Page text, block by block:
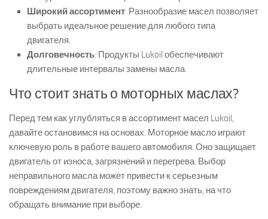
Широкий ассортимент: Разнообразие масел позволяет
выбрать идеальное решение для любого типа
двигателя.
Долговечность: Продукты Lukoil обеспечивают
длительные интервалы замены масла.
Что стоит знать о моторных маслах?
Перед тем как углубляться в ассортимент масел Lukoil,
давайте остановимся на основах. Моторное масло играют
ключевую роль в работе вашего автомобиля. Оно защищает
двигатель от износа, загрязнений и перегрева. Выбор
неправильного масла может привести к серьезным
повреждениям двигателя, поэтому важно знать, на что
обращать внимание при выборе.